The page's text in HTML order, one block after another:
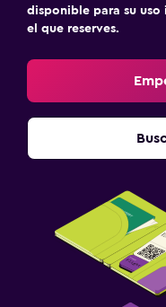
disponible para su
el que reserves.